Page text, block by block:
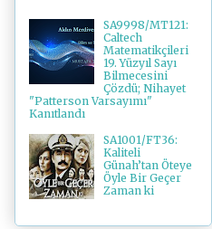
SA9998/MT121:
Caltech
Matematikçileri
19. Yüzyıl Sayı
Bilmecesini
Çözdü; Nihayet
"Patterson Varsayımı"
Kanıtlandı
SA1001/FT36:
Kaliteli
Günah’tan Öteye
Öyle Bir Geçer
Zaman ki